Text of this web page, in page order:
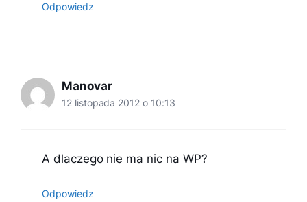
Odpowiedz
Manovar
12 listopada 2012 o 10:13
A dlaczego nie ma nic na WP?
Odpowiedz